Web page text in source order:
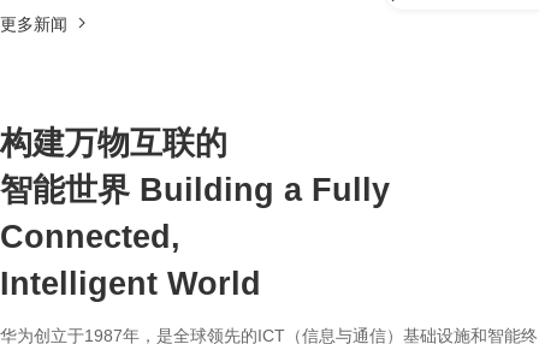
更多新闻
构建万物互联的
智能世界 Building a Fully
Connected,
Intelligent World
华为创立于1987年，是全球领先的ICT（信息与通信）基础设施和智能终